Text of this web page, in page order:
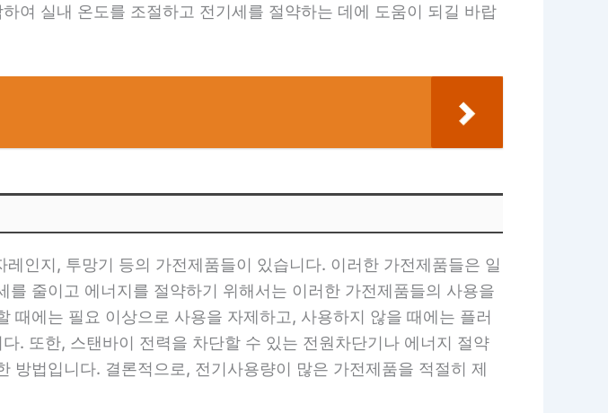
여 실내 온도를 조절하고 전기세를 절약하는 데에 도움이 되길 바랍
인지, 투망기 등의 가전제품들이 있습니다. 이러한 가전제품들은 일
줄이고 에너지를 절약하기 위해서는 이러한 가전제품들의 사용을
에는 필요 이상으로 사용을 자제하고, 사용하지 않을 때에는 플러
. 또한, 스탠바이 전력을 차단할 수 있는 전원차단기나 에너지 절약
법입니다. 결론적으로, 전기사용량이 많은 가전제품을 적절히 제